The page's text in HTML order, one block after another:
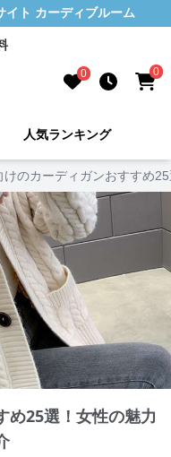
イト カーディブルーム
0 0
人気ランキング
けのカーディガンおすすめ
め25選！女性の魅力